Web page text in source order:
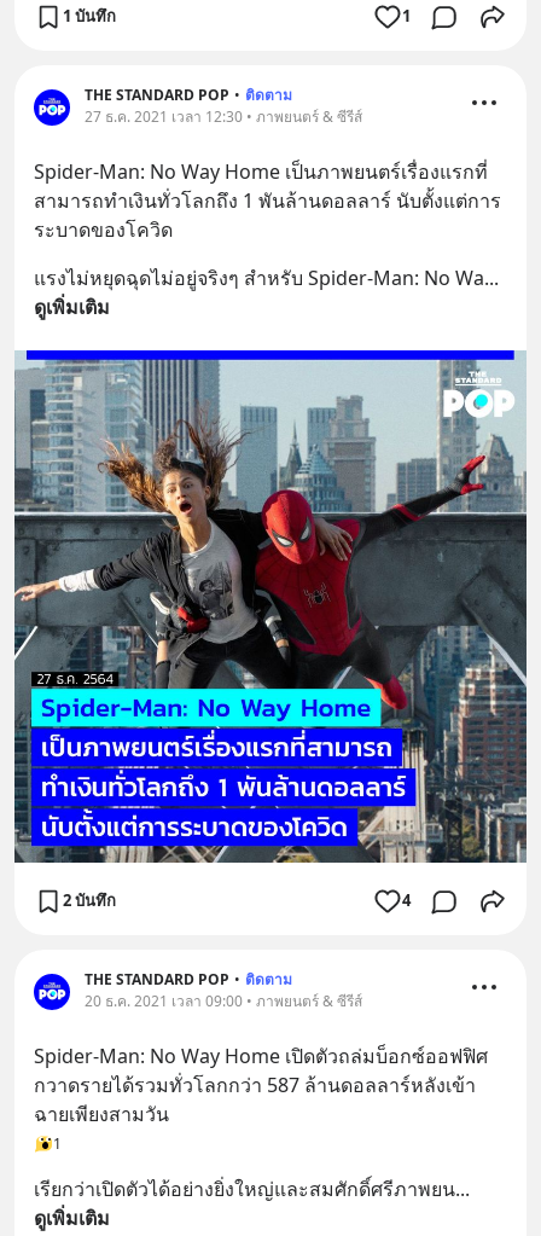
1 บันทึก 1
THE STANDARD POP • ติดตาม
27 ธ.ค. 2021 เวลา 12:30 • ภาพยนตร์ & ซีรีส์
Spider-Man: No Way Home เป็นภาพยนตร์เรื่องแรกที่
สามารถทำเงินทั่วโลกถึง 1 พันล้านดอลลาร์ นับตั้งแต่การ
ระบาดของโควิด
แรงไม่หยุดฉุดไม่อยู่จริงๆ สำหรับ Spider-Man: No Wa...
ดูเพิ่มเติม
2 บันทึก 4
THE STANDARD POP • ติดตาม
20 ธ.ค. 2021 เวลา 09:00 • ภาพยนตร์ & ซีรีส์
Spider-Man: No Way Home เปิดตัวถล่มบ็อกซ์ออฟฟิศ
กวาดรายได้รวมทั่วโลกกว่า 587 ล้านดอลลาร์หลังเข้า
ฉายเพียงสามวัน
1
เรียกว่าเปิดตัวได้อย่างยิ่งใหญ่และสมศักดิ์ศรีภาพยน...
ดูเพิ่มเติม